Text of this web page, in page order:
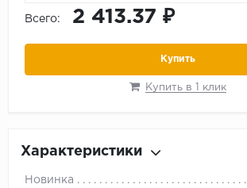
Всего: 2 413.37 ₽
Купить
Купить в 1 клик
Характеристики
Новинка